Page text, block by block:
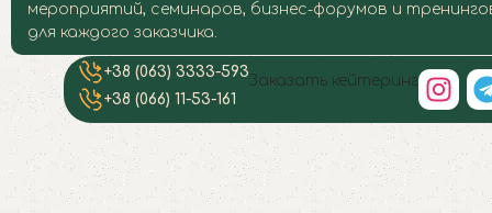
мероприятий, семинаров, бизнес-форумов и
для каждого заказчика.
Кейтеринг
Кейтеринг
Кейтеринг
Кейтеринг
Кейтеринг
Кейтеринг
Кейтеринг
Кейтеринг
+38 (063) 3333-593
+38 (066) 11-53-161
Заказать кейтеринг